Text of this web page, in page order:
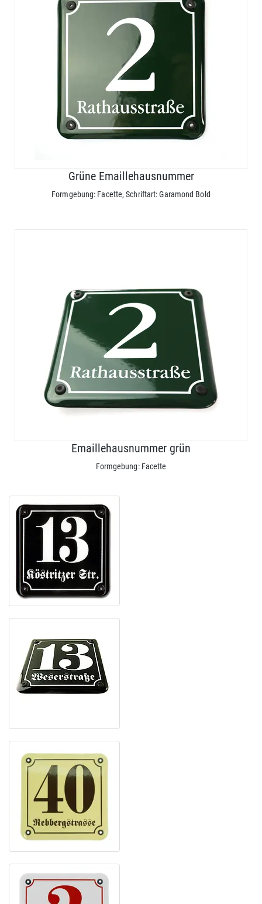
Grüne Emaillehausnummer
Formgebung: Facette, Schriftart: Garamond Bold
Emaillehausnummer grün
Formgebung: Facette